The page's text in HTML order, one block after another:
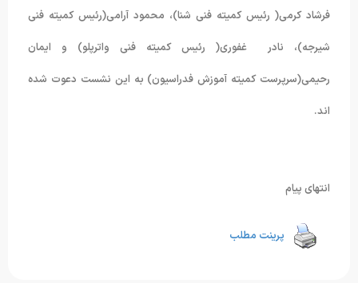
فرشاد کرمی( رئیس کمیته فنی شنا)، محمود آرامی(رئیس کمیته فنی
شیرجه)، نادر غفوری( رئیس کمیته فنی واترپلو) و ایمان
رحیمی(سرپرست کمیته آموزش فدراسیون) به این نشست دعوت شده
اند.
انتهای پیام
پرینت مطلب